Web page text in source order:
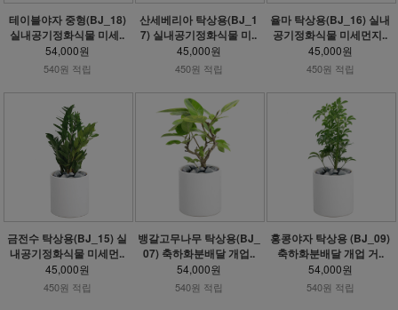
테이블야자 중형(BJ_18)
실내공기정화식물 미세..
54,000원
540원 적립
산세베리아 탁상용(BJ_1
7) 실내공기정화식물 미..
45,000원
450원 적립
율마 탁상용(BJ_16) 실내
공기정화식물 미세먼지..
45,000원
450원 적립
금전수 탁상용(BJ_15) 실
내공기정화식물 미세먼..
45,000원
450원 적립
뱅갈고무나무 탁상용(BJ_
07) 축하화분배달 개업..
54,000원
540원 적립
홍콩야자 탁상용 (BJ_09)
축하화분배달 개업 거..
54,000원
540원 적립